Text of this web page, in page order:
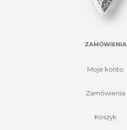
ZAMÓWIENIA
Moje konto
Zamówienia
Koszyk